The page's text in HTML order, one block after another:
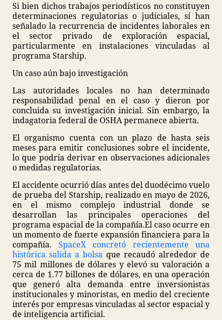
Si bien dichos trabajos periodísticos no constituyen
determinaciones regulatorias o judiciales, sí han
señalado la recurrencia de incidentes laborales en
el sector privado de exploración espacial,
particularmente en instalaciones vinculadas al
programa Starship.
Un caso aún bajo investigación
Las autoridades locales no han determinado
responsabilidad penal en el caso y dieron por
concluida su investigación inicial. Sin embargo, la
indagatoria federal de OSHA permanece abierta.
El organismo cuenta con un plazo de hasta seis
meses para emitir conclusiones sobre el incidente,
lo que podría derivar en observaciones adicionales
o medidas regulatorias.
El accidente ocurrió días antes del duodécimo vuelo
de prueba del Starship, realizado en mayo de 2026,
en el mismo complejo industrial donde se
desarrollan las principales operaciones del
programa espacial de la compañía.El caso ocurre en
un momento de fuerte expansión financiera para la
compañía. SpaceX concretó recientemente una
histórica salida a bolsa que recaudó alrededor de
75 mil millones de dólares y elevó su valoración a
cerca de 1.77 billones de dólares, en una operación
que generó alta demanda entre inversionistas
institucionales y minoristas, en medio del creciente
interés por empresas vinculadas al sector espacial y
de inteligencia artificial.